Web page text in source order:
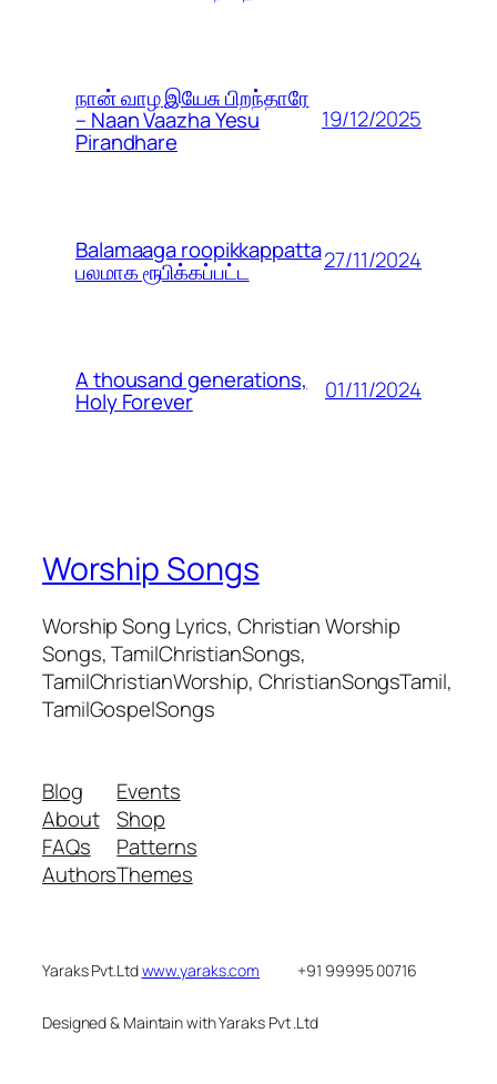
நான் வாழ இயேசு பிறந்தாரே
– Naan Vaazha Yesu
Pirandhare
19/12/2025
Balamaaga roopikkappatta
பலமாக ரூபிக்கப்பட்ட 27/11/2024
A thousand generations,
Holy Forever 01/11/2024
Worship Songs
Worship Song Lyrics, Christian Worship
Songs, TamilChristianSongs,
TamilChristianWorship, ChristianSongsTamil,
TamilGospelSongs
Blog
About
FAQs
Authors
Events
Shop
Patterns
Themes
Yaraks Pvt.Ltdwww.yaraks.com +91 99995 00716
Designed & Maintain with Yaraks Pvt .Ltd